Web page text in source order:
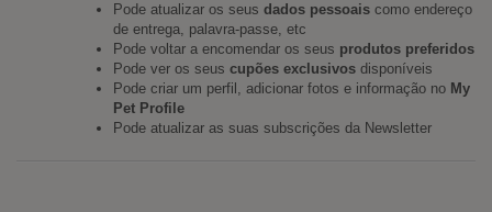
Pode atualizar os seus dados pessoais como endereço
de entrega, palavra-passe, etc
Pode voltar a encomendar os seus produtos preferidos
Pode ver os seus cupões exclusivos disponíveis
Pode criar um perfil, adicionar fotos e informação no My
Pet Profile
Pode atualizar as suas subscrições da Newsletter